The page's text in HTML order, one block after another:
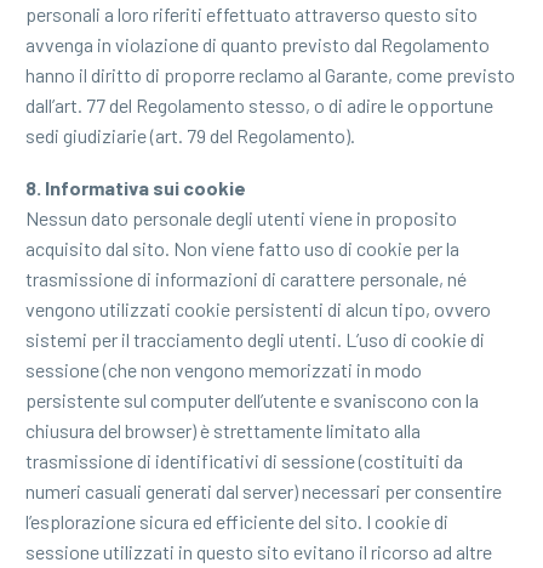
personali a loro riferiti effettuato attraverso questo sito
avvenga in violazione di quanto previsto dal Regolamento
hanno il diritto di proporre reclamo al Garante, come previsto
dall’art. 77 del Regolamento stesso, o di adire le opportune
sedi giudiziarie (art. 79 del Regolamento).
8. Informativa sui cookie
Nessun dato personale degli utenti viene in proposito
acquisito dal sito. Non viene fatto uso di cookie per la
trasmissione di informazioni di carattere personale, né
vengono utilizzati cookie persistenti di alcun tipo, ovvero
sistemi per il tracciamento degli utenti. L’uso di cookie di
sessione (che non vengono memorizzati in modo
persistente sul computer dell’utente e svaniscono con la
chiusura del browser) è strettamente limitato alla
trasmissione di identificativi di sessione (costituiti da
numeri casuali generati dal server) necessari per consentire
l’esplorazione sicura ed efficiente del sito. I cookie di
sessione utilizzati in questo sito evitano il ricorso ad altre